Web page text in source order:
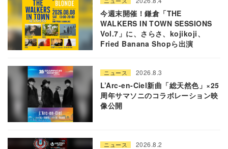
今週末開催！鎌倉「THE
WALKERS IN TOWN SESSIONS
Vol.7」に、さらさ、kojikoji、
Fried Banana Shopら出演
ニュース 2026.8.3
L’Arc-en-Ciel新曲「総天然色」×25
周年サマソニのコラボレーション映
像公開
ニュース 2026.8.2